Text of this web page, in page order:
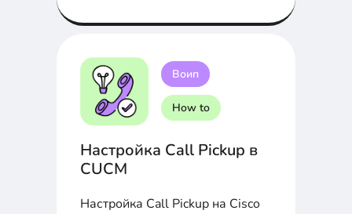
Воип
How to
Настройка Call Pickup в
CUCM
Настройка Call Pickup на Cisco